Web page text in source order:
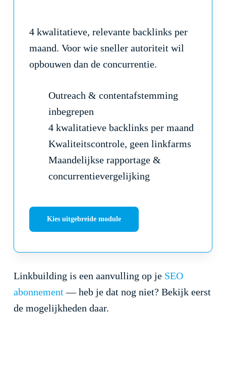
4 kwalitatieve, relevante backlinks per
maand. Voor wie sneller autoriteit wil
opbouwen dan de concurrentie.
Outreach & contentafstemming
inbegrepen
4 kwalitatieve backlinks per maand
Kwaliteitscontrole, geen linkfarms
Maandelijkse rapportage &
concurrentievergelijking
Kies uitgebreide module
Linkbuilding is een aanvulling op je SEO
abonnement— heb je dat nog niet? Bekijk eerst
de mogelijkheden daar.